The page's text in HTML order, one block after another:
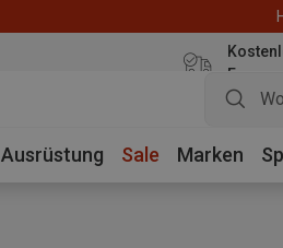
Euro
Ausrüstung Sale Marken